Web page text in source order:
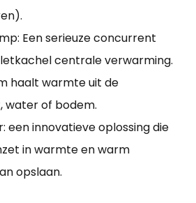
Een serieuze concurrent
centrale verwarming.
haalt warmte uit de
water of bodem.
een innovatieve oplossing die
in warmte en warm
opslaan.